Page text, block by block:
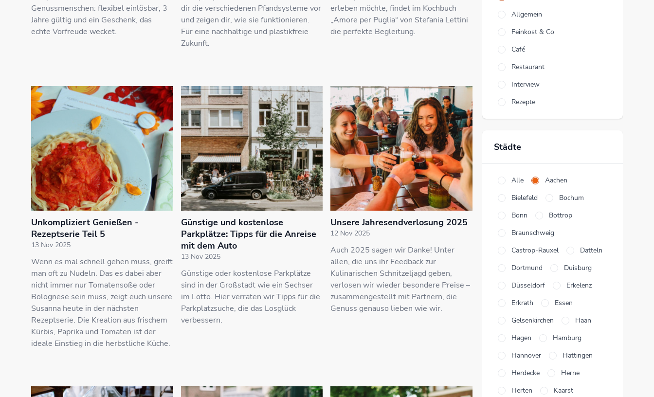
Genussmenschen: flexibel einlösbar, 3
Jahre gültig und ein Geschenk, das
echte Vorfreude wecket.
dir die verschiedenen Pfandsysteme vor
und zeigen dir, wie sie funktionieren.
Für eine nachhaltige und plastikfreie
Zukunft.
erleben möchte, findet im Kochbuch
„Amore per Puglia“ von Stefania Lettini
die perfekte Begleitung.
Unkompliziert Genießen -
Rezeptserie Teil 5
13 Nov 2025
Wenn es mal schnell gehen muss, greift
man oft zu Nudeln. Das es dabei aber
nicht immer nur Tomatensoße oder
Bolognese sein muss, zeigt euch unsere
Susanna heute in der nächsten
Rezeptserie. Die Kreation aus frischem
Kürbis, Paprika und Tomaten ist der
ideale Einstieg in die herbstliche Küche.
Günstige und kostenlose
Parkplätze: Tipps für die Anreise
mit dem Auto
13 Nov 2025
Günstige oder kostenlose Parkplätze
sind in der Großstadt wie ein Sechser
im Lotto. Hier verraten wir Tipps für die
Parkplatzsuche, die das Losglück
verbessern.
Unsere Jahresendverlosung 2025
12 Nov 2025
Auch 2025 sagen wir Danke! Unter
allen, die uns ihr Feedback zur
Kulinarischen Schnitzeljagd geben,
verlosen wir wieder besondere Preise –
zusammengestellt mit Partnern, die
Genuss genauso lieben wie wir.
Allgemein
Feinkost & Co
Café
Restaurant
Interview
Rezepte
Städte
Alle
Aachen
Bielefeld
Bochum
Bonn
Bottrop
Braunschweig
Castrop-Rauxel
Datteln
Dortmund
Duisburg
Düsseldorf
Erkelenz
Erkrath
Essen
Gelsenkirchen
Haan
Hagen
Hamburg
Hannover
Hattingen
Herdecke
Herne
Herten
Kaarst